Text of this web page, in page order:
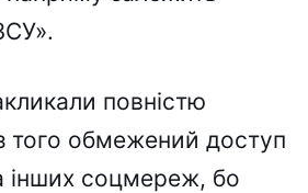
повністю
того обмежений доступ
інших соцмереж, бо